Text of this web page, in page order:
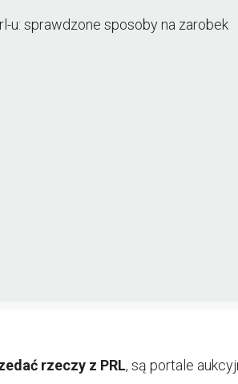
u: sprawdzone sposoby na zarobek
rzeczy z PRL, są portale